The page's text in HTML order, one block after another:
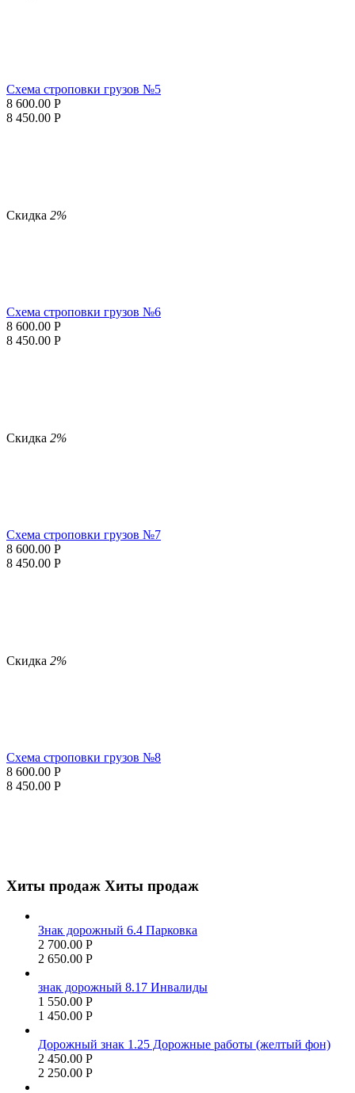
Схема строповки грузов №5
8 600.00 Р
8 450.00 Р
Скидка 2%
Схема строповки грузов №6
8 600.00 Р
8 450.00 Р
Скидка 2%
Схема строповки грузов №7
8 600.00 Р
8 450.00 Р
Скидка 2%
Схема строповки грузов №8
8 600.00 Р
8 450.00 Р
Хиты продаж Хиты продаж
Знак дорожный 6.4 Парковка
2 700.00 Р
2 650.00 Р
знак дорожный 8.17 Инвалиды
1 550.00 Р
1 450.00 Р
Дорожный знак 1.25 Дорожные работы (желтый фон)
2 450.00 Р
2 250.00 Р